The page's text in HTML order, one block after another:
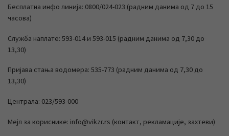
Бесплатна инфо линија: 0800/024-023 (радним данима од 7 до 15
часова)
Служба наплате: 593-014 и 593-015 (радним данима од 7,30 до
13,30)
Пријава стања водомера: 535-773 (радним данима од 7,30 до
13,30)
Централа: 023/593-000
Мејл за кориснике: info@vikzr.rs (контакт, рекламације, захтеви)